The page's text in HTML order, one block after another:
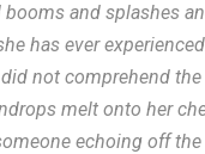
and splashes
has ever
not comprehend the
melt onto her
echoing off